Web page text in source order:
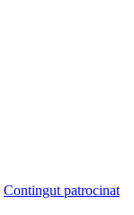
Contingut patrocinat